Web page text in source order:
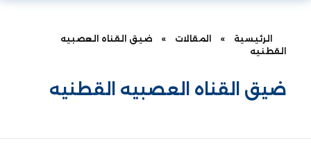
الرئيسية » المقالات »
ضيق القناه العصبيه
القطنيه
ضيق القناه العصبيه القطنيه